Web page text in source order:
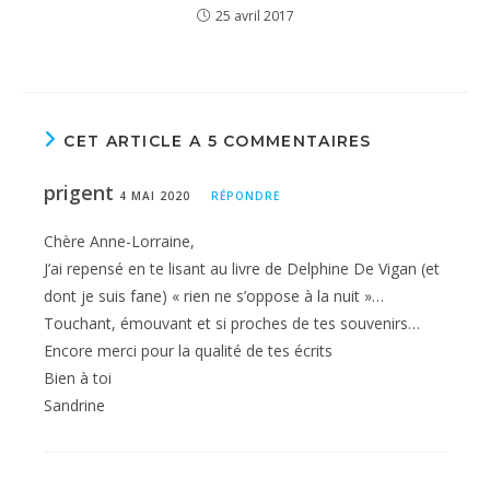
25 avril 2017
CET ARTICLE A 5 COMMENTAIRES
prigent 4 MAI 2020 RÉPONDRE
Chère Anne-Lorraine,
J’ai repensé en te lisant au livre de Delphine De Vigan (et
dont je suis fane) « rien ne s’oppose à la nuit »…
Touchant, émouvant et si proches de tes souvenirs…
Encore merci pour la qualité de tes écrits
Bien à toi
Sandrine